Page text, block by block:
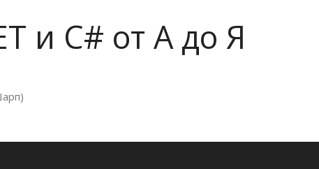
и C# от А до Я